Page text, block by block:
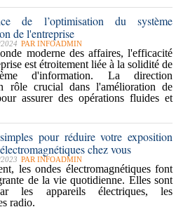
de l’optimisation du système
de l'entreprise
PAR INFOADMIN
moderne des affaires, l'efficacité
est étroitement liée à la solidité de
d'information. La direction
rôle crucial dans l'amélioration de
assurer des opérations fluides et
pour réduire votre exposition
chez vous
PAR INFOADMIN
les ondes électromagnétiques font
de la vie quotidienne. Elles sont
les appareils électriques, les
radio.